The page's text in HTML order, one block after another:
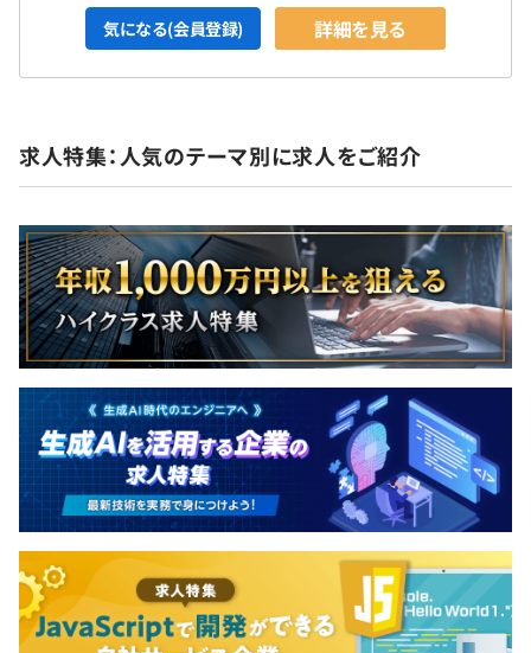
気になる(会員登録) 詳細を見る
求人特集：人気のテーマ別に求人をご紹介